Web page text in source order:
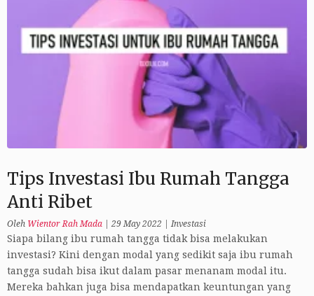
Tips Investasi Ibu Rumah Tangga
Anti Ribet
Oleh Wientor Rah Mada 29 May 2022 Investasi
Siapa bilang ibu rumah tangga tidak bisa melakukan
investasi? Kini dengan modal yang sedikit saja ibu rumah
tangga sudah bisa ikut dalam pasar menanam modal itu.
Mereka bahkan juga bisa mendapatkan keuntungan yang